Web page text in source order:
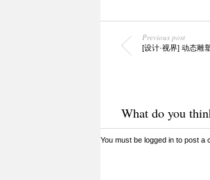
Previous post
[设计·视界] 动态雕
What do you
You must be logged into post a